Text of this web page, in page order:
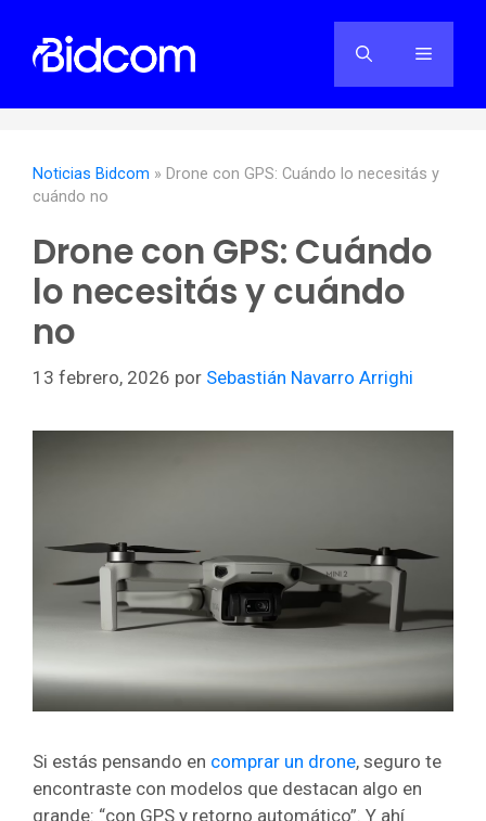
contenido
Menú
Noticias Bidcom » Drone con GPS: Cuándo lo necesitás y
cuándo no
Drone con GPS: Cuándo
lo necesitás y cuándo
no
13 febrero, 2026 por Sebastián Navarro Arrighi
Si estás pensando en comprar un drone, seguro te
encontraste con modelos que destacan algo en
grande: “con GPS y retorno automático”. Y ahí